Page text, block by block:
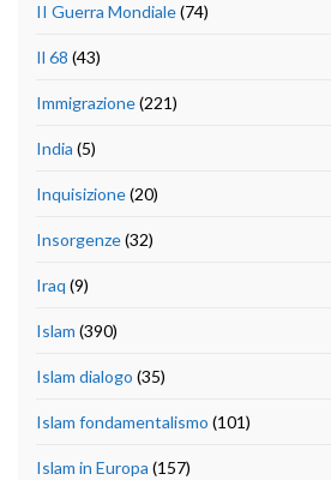
II Guerra Mondiale(74)
Il 68 (43)
Immigrazione(221)
India (5)
Inquisizione(20)
Insorgenze(32)
Iraq (9)
Islam (390)
Islam dialogo (35)
Islam fondamentalismo (101)
Islam in Europa (157)